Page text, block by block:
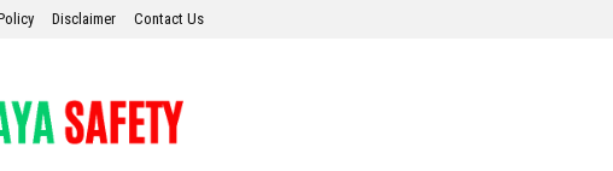
Disclaimer Contact Us